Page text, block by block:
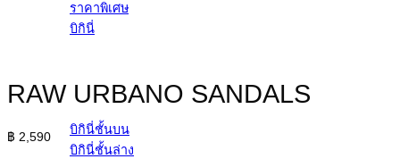
ราคาพิเศษ
บิกินี่
บิกินี่ชั้นบน
บิกินี่ชั้นล่าง
RAW URBANO SANDALS
฿ 2,590